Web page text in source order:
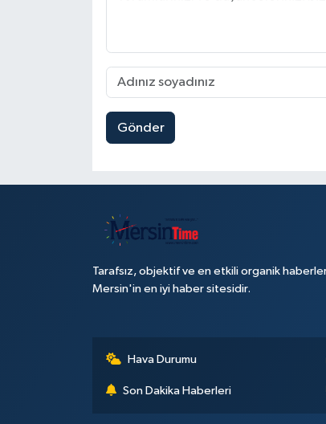
Gönder
Tarafsız, objektif ve en etkili organik
Mersin'in en iyi haber sitesidir.
Hava Durumu
Son Dakika Haberleri